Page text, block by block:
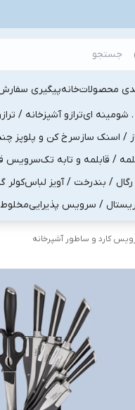
محصولاتخانهپیگیری
. شومینه ایترازو آشپزخانه /
/ اسنک سازسرخ کن و پلوپز
/ قابلمه و تابه تکسرویس
/ بندرخت / آویز لباسکولر
/ سرویس پذیرایی
کارد و ساطور آشپرخانه